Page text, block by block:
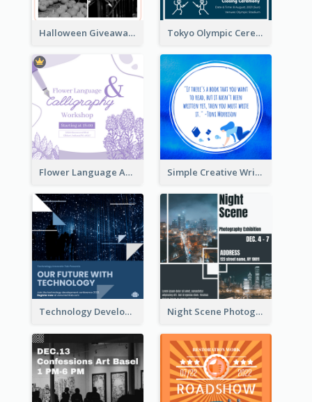
Halloween Giveaway Instagram Post Tokyo Olympic Ceremony Instagram Post
Flower Language And Calligraphy Instagram Post Simple Creative Writing Quote Instagram Post
Technology Development Conference Instagram Post Night Scene Photography Exhibition Instagram Post